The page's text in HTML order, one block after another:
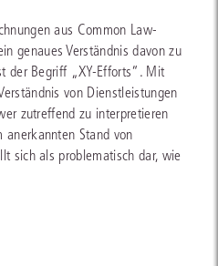
aus Common Law-
genaues Verständnis davon zu
der Begriff „XY-Efforts“. Mit
von Dienstleistungen
zutreffend zu interpretieren
anerkannten Stand von
sich als problematisch dar, wie